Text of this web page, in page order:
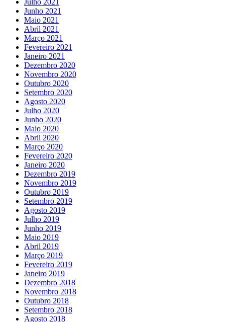
Julho 2021
Junho 2021
Maio 2021
Abril 2021
Março 2021
Fevereiro 2021
Janeiro 2021
Dezembro 2020
Novembro 2020
Outubro 2020
Setembro 2020
Agosto 2020
Julho 2020
Junho 2020
Maio 2020
Abril 2020
Março 2020
Fevereiro 2020
Janeiro 2020
Dezembro 2019
Novembro 2019
Outubro 2019
Setembro 2019
Agosto 2019
Julho 2019
Junho 2019
Maio 2019
Abril 2019
Março 2019
Fevereiro 2019
Janeiro 2019
Dezembro 2018
Novembro 2018
Outubro 2018
Setembro 2018
Agosto 2018